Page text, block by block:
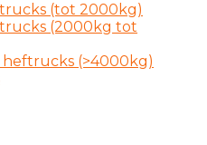
(tot 2000kg)
(2000kg tot
heftrucks (>4000kg)